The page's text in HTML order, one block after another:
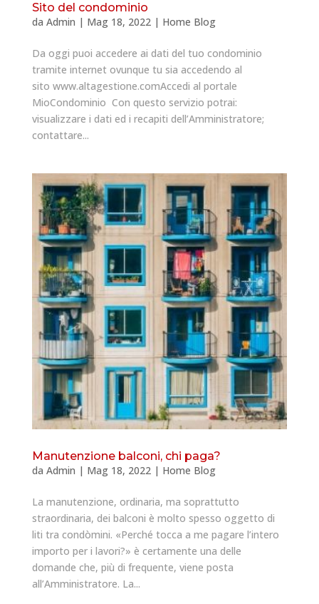
Sito del condominio
da Admin | Mag 18, 2022| Home Blog
Da oggi puoi accedere ai dati del tuo condominio
tramite internet ovunque tu sia accedendo al
sito www.altagestione.comAccedi al portale
MioCondominio Con questo servizio potrai:
visualizzare i dati ed i recapiti dell’Amministratore;
contattare...
Manutenzione balconi, chi paga?
da Admin | Mag 18, 2022| Home Blog
La manutenzione, ordinaria, ma soprattutto
straordinaria, dei balconi è molto spesso oggetto di
liti tra condòmini. «Perché tocca a me pagare l’intero
importo per i lavori?» è certamente una delle
domande che, più di frequente, viene posta
all’Amministratore. La...